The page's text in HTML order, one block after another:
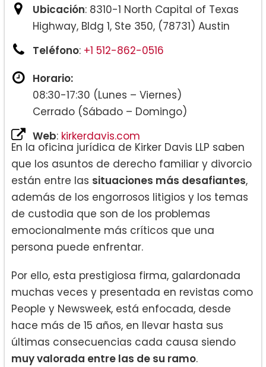
Ubicación: 8310-1 North Capital of Texas
Highway, Bldg 1, Ste 350, (78731) Austin
Teléfono: +1 512-862-0516
Horario:
08:30-17:30 (Lunes – Viernes)
Cerrado (Sábado – Domingo)
Web: kirkerdavis.com
En la oficina jurídica de Kirker Davis LLP saben
que los asuntos de derecho familiar y divorcio
están entre las situaciones más desafiantes,
además de los engorrosos litigios y los temas
de custodia que son de los problemas
emocionalmente más críticos que una
persona puede enfrentar.
Por ello, esta prestigiosa firma, galardonada
muchas veces y presentada en revistas como
People y Newsweek, está enfocada, desde
hace más de 15 años, en llevar hasta sus
últimas consecuencias cada causa siendo
muy valorada entre las de su ramo.